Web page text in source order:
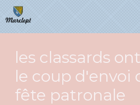
les classards
le coup d'envoi
fête patronale